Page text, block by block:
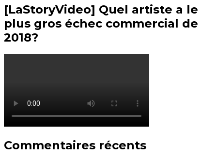
[LaStoryVideo] Quel artiste a le
plus gros échec commercial de
2018?
Commentaires récents